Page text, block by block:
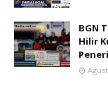
BGN
Hilir